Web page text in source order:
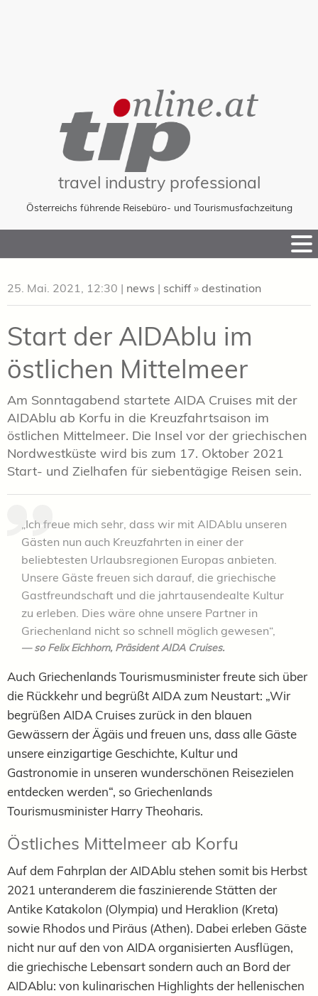
travel industry professional
Österreichs führende Reisebüro- und Tourismusfachzeitung
to
25. Mai. 2021, 12:30 | news | schiff » destination
Start der AIDAblu im
östlichen Mittelmeer
Am Sonntagabend startete AIDA Cruises mit der
AIDAblu ab Korfu in die Kreuzfahrtsaison im
östlichen Mittelmeer. Die Insel vor der griechischen
Nordwestküste wird bis zum 17. Oktober 2021
Start- und Zielhafen für siebentägige Reisen sein.
„Ich freue mich sehr, dass wir mit AIDAblu unseren
Gästen nun auch Kreuzfahrten in einer der
beliebtesten Urlaubsregionen Europas anbieten.
Unsere Gäste freuen sich darauf, die griechische
Gastfreundschaft und die jahrtausendealte Kultur
zu erleben. Dies wäre ohne unsere Partner in
Griechenland nicht so schnell möglich gewesen“,
so Felix Eichhorn, Präsident AIDA Cruises.
Auch Griechenlands Tourismusminister freute sich über
die Rückkehr und begrüßt AIDA zum Neustart: „Wir
begrüßen AIDA Cruises zurück in den blauen
Gewässern der Ägäis und freuen uns, dass alle Gäste
unsere einzigartige Geschichte, Kultur und
Gastronomie in unseren wunderschönen Reisezielen
entdecken werden“, so Griechenlands
Tourismusminister Harry Theoharis.
Östliches Mittelmeer ab Korfu
Auf dem Fahrplan der AIDAblu stehen somit bis Herbst
2021 unteranderem die faszinierende Stätten der
Antike Katakolon (Olympia) und Heraklion (Kreta)
sowie Rhodos und Piräus (Athen). Dabei erleben Gäste
nicht nur auf den von AIDA organisierten Ausflügen,
die griechische Lebensart sondern auch an Bord der
AIDAblu: von kulinarischen Highlights der hellenischen